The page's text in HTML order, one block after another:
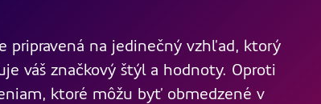
pripravená na jedinečný vzhľad, ktorý
váš značkový štýl a hodnoty. Oproti
ktoré môžu byť obmedzené v